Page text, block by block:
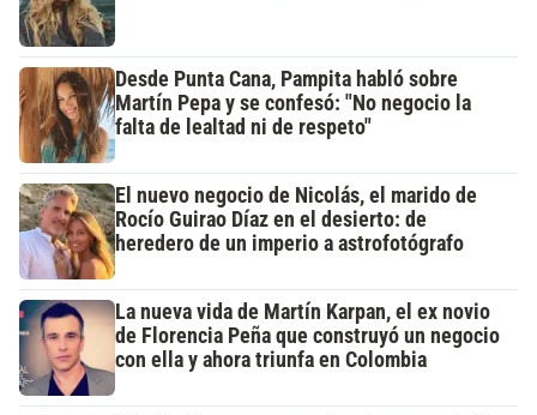
Desde Punta Cana, Pampita habló sobre
Martín Pepa y se confesó: "No negocio la
falta de lealtad ni de respeto"
El nuevo negocio de Nicolás, el marido de
Rocío Guirao Díaz en el desierto: de
heredero de un imperio a astrofotógrafo
La nueva vida de Martín Karpan, el ex novio
de Florencia Peña que construyó un negocio
con ella y ahora triunfa en Colombia